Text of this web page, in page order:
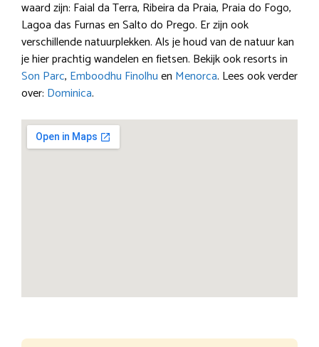
waard zijn: Faial da Terra, Ribeira da Praia, Praia do Fogo,
Lagoa das Furnas en Salto do Prego. Er zijn ook
verschillende natuurplekken. Als je houd van de natuur kan
je hier prachtig wandelen en fietsen. Bekijk ook resorts in
Son Parc, Emboodhu Finolhuen Menorca. Lees ook verder
over: Dominica.